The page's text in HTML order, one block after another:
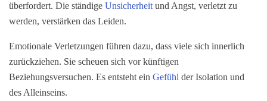
überfordert. Die ständige Unsicherheit und Angst, verletzt zu
werden, verstärken das Leiden.
Emotionale Verletzungen führen dazu, dass viele sich innerlich
zurückziehen. Sie scheuen sich vor künftigen
Beziehungsversuchen. Es entsteht ein Gefühl der Isolation und
des Alleinseins.